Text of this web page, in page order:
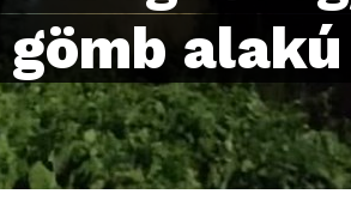
alakú